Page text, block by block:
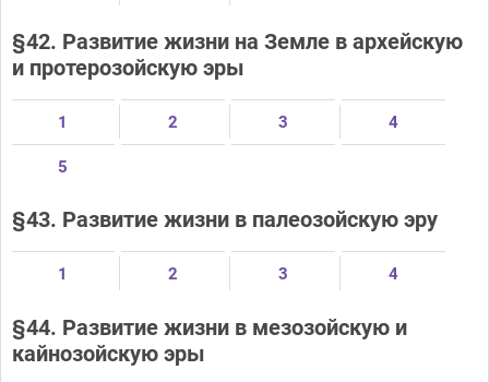
§42. Развитие жизни на Земле в архейскую
и протерозойскую эры
1 2 3 4
5
§43. Развитие жизни в палеозойскую эру
1 2 3 4
§44. Развитие жизни в мезозойскую и
кайнозойскую эры